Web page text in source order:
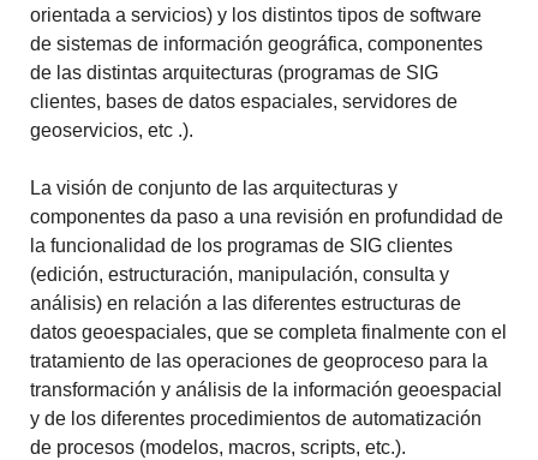
orientada a servicios) y los distintos tipos de software
de sistemas de información geográfica, componentes
de las distintas arquitecturas (programas de SIG
clientes, bases de datos espaciales, servidores de
geoservicios, etc .).
La visión de conjunto de las arquitecturas y
componentes da paso a una revisión en profundidad de
la funcionalidad de los programas de SIG clientes
(edición, estructuración, manipulación, consulta y
análisis) en relación a las diferentes estructuras de
datos geoespaciales, que se completa finalmente con el
tratamiento de las operaciones de geoproceso para la
transformación y análisis de la información geoespacial
y de los diferentes procedimientos de automatización
de procesos (modelos, macros, scripts, etc.).